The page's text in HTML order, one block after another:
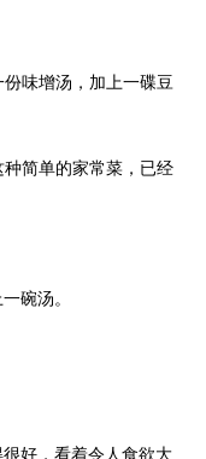
味增汤，加上一碟豆
简单的家常菜，已经
碗汤。
好，看着令人食欲大